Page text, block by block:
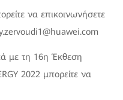
να επικοινωνήσετε
με τη 16η Έκθεση
2022 μπορείτε να